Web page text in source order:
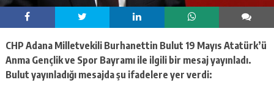
CHP Adana Milletvekili Burhanettin Bulut 19 Mayıs Atatürk’ü
Anma Gençlik ve Spor Bayramı ile ilgili bir mesaj yayınladı.
Bulut yayınladığı mesajda şu ifadelere yer verdi: